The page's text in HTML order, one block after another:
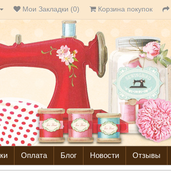
Мои Закладки (0) Корзина покупок
Оплата Блог Новости Отзывы